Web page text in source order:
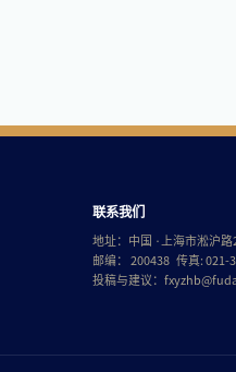
联系我们
地址：中国 ·上海市淞沪
邮编： 200438 传真: 021-
投稿与建议：